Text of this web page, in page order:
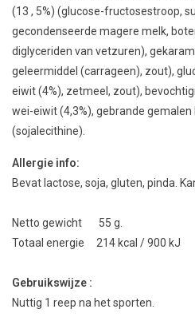
(13 , 5%) (glucose-fructosestroop,
gecondenseerde magere melk,
diglyceriden van vetzuren),
geleermiddel (carrageen), zout),
eiwit(4%), zetmeel , zout),
wei-eiwit(4,3%), gebrande gemalen
(sojalecithine).
Allergie info:
Bevat lactose, soja, gluten, pinda.
Netto gewicht 55 g.
Totaal energie 214 kcal / 900 kJ
Gebruikswijze :
Nuttig 1 reep na het sporten.